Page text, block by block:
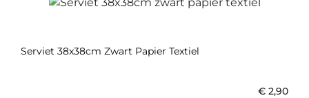
Serviet 38x38cm Zwart Papier Textiel
€ 2,90